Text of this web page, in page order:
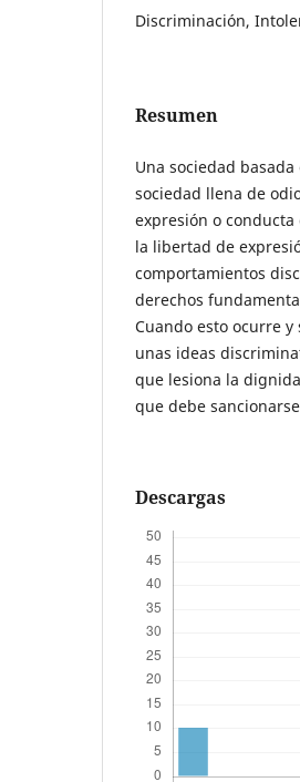
Discriminación,
Resumen
Una sociedad
sociedad llena de
expresión o
la libertad de
comportamientos
derechos
Cuando esto ocurre
unas ideas
que lesiona la
que debe
Descargas